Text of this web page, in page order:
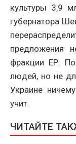
культуры 3,9
губернатора
предложения
фракции ЕР.
людей, но не
Украине
учит.
ЧИТАЙТЕ